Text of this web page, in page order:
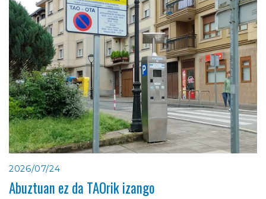
2026/07/24
Abuztuan ez da TAOrik izango